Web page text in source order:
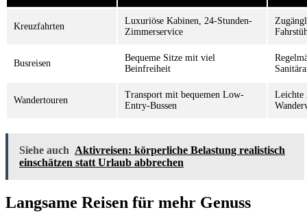
Kreuzfahrten
Luxuriöse Kabinen, 24-Stunden-
Zimmerservice
Busreisen
Bequeme Sitze mit viel
Beinfreiheit
Wandertouren
Transport mit bequemen Low-
Entry-Bussen
Leichte
Siehe auch Aktivreisen: körperliche Belastung realistisch
einschätzen statt Urlaub abbrechen
Langsame Reisen für mehr Genuss